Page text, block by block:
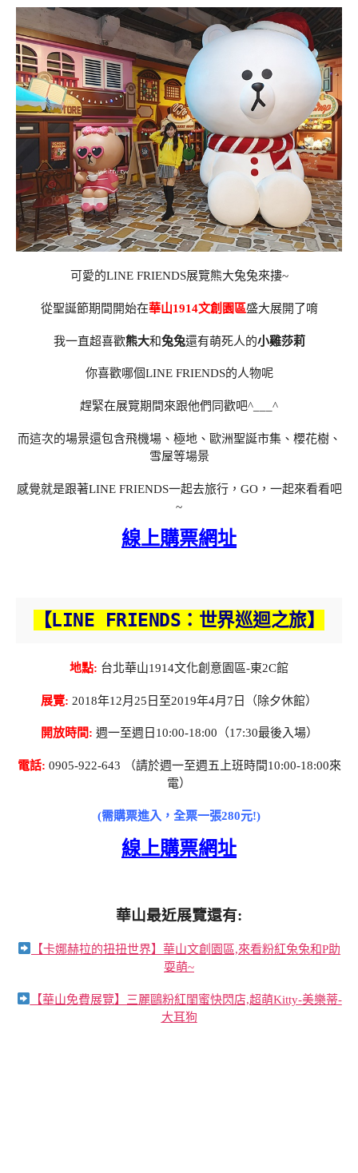
可愛的LINE FRIENDS展覽熊大兔兔來摟~
從聖誕節期間開始在華山1914文創園區盛大展開了唷
我一直超喜歡熊大和兔兔還有萌死人的小雞莎莉
你喜歡哪個LINE FRIENDS的人物呢
趕緊在展覽期間來跟他們同歡吧^___^
而這次的場景還包含飛機場、極地、歐洲聖誕市集、櫻花樹、
雪屋等場景
感覺就是跟著LINE FRIENDS一起去旅行，GO，一起來看看吧
~
線上購票網址
【LINE FRIENDS：世界巡迴之旅】
地點: 台北華山1914文化創意園區-東2C館
展覽: 2018年12月25日至2019年4月7日（除夕休館）
開放時間: 週一至週日10:00-18:00（17:30最後入場）
電話: 0905-922-643 （請於週一至週五上班時間10:00-18:00來
電）
(需購票進入，全票一張280元!)
線上購票網址
華山最近展覽還有:
【卡娜赫拉的扭扭世界】華山文創園區,來看粉紅兔兔和P助
耍萌~
【華山免費展覽】三麗鷗粉紅閨蜜快閃店,超萌Kitty-美樂蒂-
大耳狗